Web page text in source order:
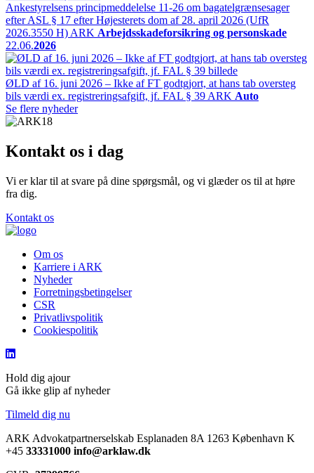
Ankestyrelsens principmeddelelse 11-26 om bagatelgrænsesager
efter ASL § 17 efter Højesterets dom af 28. april 2026 (UfR
2026.3550 H) ARK Arbejdsskadeforsikring og personskade
22.06.2026
ØLD af 16. juni 2026 – Ikke af FT godtgjort, at hans tab oversteg
bils værdi ex. registreringsafgift, jf. FAL § 39 ARK Auto
Se flere nyheder
Kontakt os i dag
Vi er klar til at svare på dine spørgsmål, og vi glæder os til at høre
fra dig.
Kontakt os
Om os
Karriere i ARK
Nyheder
Forretningsbetingelser
CSR
Privatlivspolitik
Cookiespolitik
Hold dig ajour
Gå ikke glip af nyheder
Tilmeld dig nu
ARK Advokatpartnerselskab Esplanaden 8A 1263 København K
+45 33331000 info@arklaw.dk